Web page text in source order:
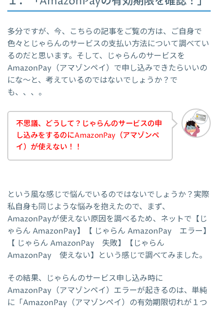
多分ですが、今、こちらの記事をご覧の方は、ご自身で
色々とじゃらんのサービスの支払い方法について調べてい
るのだと思います。そして、じゃらんのサービスを
AmazonPay（アマゾンペイ）で申し込みできたらいいの
にな～と、考えているのではないでしょうか？で
も、、、。
不思議、どうして？じゃらんのサービスの申
し込みをするのにAmazonPay（アマゾンペ
イ）が使えない！！
という風な感じで悩んでいるのではないでしょうか？実際
私自身も同じような悩みを抱えたので、まず、
AmazonPayが使えない原因を調べるため、ネットで【じ
ゃらん AmazonPay】【 じゃらん AmazonPay エラー】
【 じゃらん AmazonPay 失敗】【じゃらん
AmazonPay 使えない】という感じで調べてみました。
その結果、じゃらんのサービス申し込み時に
AmazonPay（アマゾンペイ）エラーが起きるのは、単純
に「AmazonPay（アマゾンペイ）の有効期限切れが１つ